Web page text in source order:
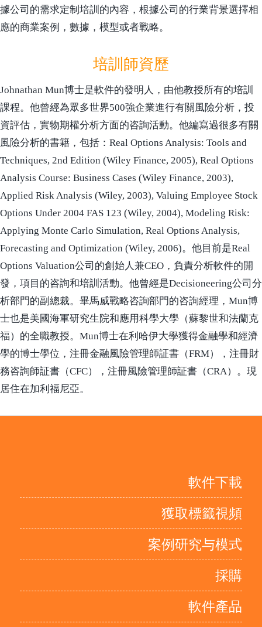
據公司的需求定制培訓的內容，根據公司的行業背景選擇相
應的商業案例，數據，模型或者戰略。
培訓師資歷
Johnathan Mun博士是軟件的發明人，由他教授所有的培訓
課程。他曾經為眾多世界500強企業進行有關風險分析，投
資評估，實物期權分析方面的咨詢活動。他編寫過很多有關
風險分析的書籍，包括：Real Options Analysis: Tools and
Techniques, 2nd Edition (Wiley Finance, 2005), Real Options
Analysis Course: Business Cases (Wiley Finance, 2003),
Applied Risk Analysis (Wiley, 2003), Valuing Employee Stock
Options Under 2004 FAS 123 (Wiley, 2004), Modeling Risk:
Applying Monte Carlo Simulation, Real Options Analysis,
Forecasting and Optimization (Wiley, 2006)。他目前是Real
Options Valuation公司的創始人兼CEO，負責分析軟件的開
發，項目的咨詢和培訓活動。他曾經是Decisioneering公司分
析部門的副總裁。畢馬威戰略咨詢部門的咨詢經理，Mun博
士也是美國海軍研究生院和應用科學大學（蘇黎世和法蘭克
福）的全職教授。Mun博士在利哈伊大學獲得金融學和經濟
學的博士學位，注冊金融風險管理師証書（FRM），注冊財
務咨詢師証書（CFC），注冊風險管理師証書（CRA）。現
居住在加利福尼亞。
軟件下載
獲取標籤視頻
案例研究与模式
採購
軟件產品